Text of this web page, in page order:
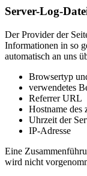
Server-Log-
Der Provider der
Informationen in so
automatisch an uns
Browsertyp
verwendetes
Referrer URL
Hostname des
Uhrzeit der
IP-Adresse
Eine
wird nicht